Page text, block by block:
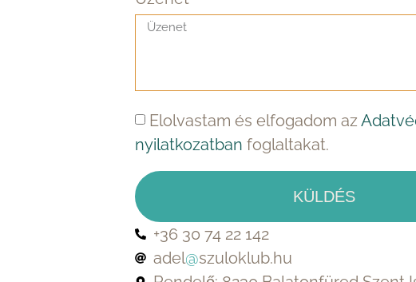
Elolvastam és elfogadom az
nyilatkozatban foglaltakat.
KÜLDÉS
+36 30 74 22 142
adel@szuloklub.hu